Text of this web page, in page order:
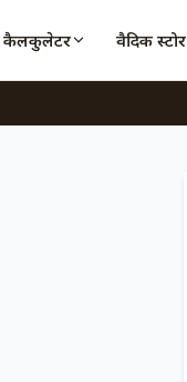
कैलकुलेटर वैदिक स्टोर